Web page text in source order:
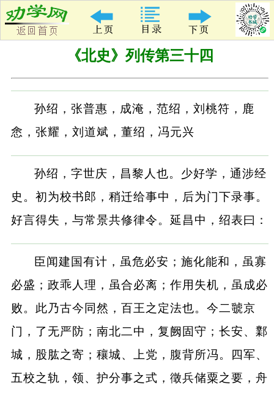
《北史》列传第三十四
孙绍，张普惠，成淹，范绍，刘桃符，鹿
悆，张耀，刘道斌，董绍，冯元兴
孙绍，字世庆，昌黎人也。少好学，通涉经
史。初为校书郎，稍迁给事中，后为门下录事。
好言得失，与常景共修律令。延昌中，绍表曰：
臣闻建国有计，虽危必安；施化能和，虽寡
必盛；政乖人理，虽合必离；作用失机，虽成必
败。此乃古今同然，百王之定法也。今二虢京
门，了无严防；南北二中，复阙固守；长安、鄴
城，股肱之寄；穰城、上党，腹背所冯。四军、
五校之轨，领、护分事之式，徵兵储粟之要，舟